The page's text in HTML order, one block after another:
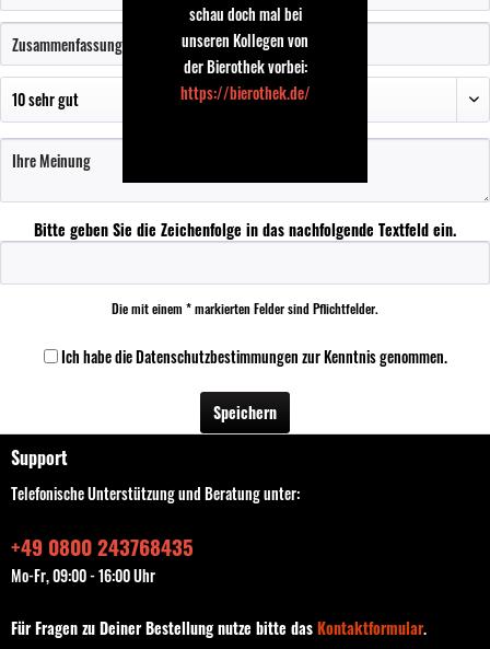
Bitte geben Sie die Zeichenfolge in das nachfolgende Textfeld ein.
Die mit einem * markierten Felder sind Pflichtfelder.
Ich habe dieDatenschutzbestimmungenzur Kenntnis genommen.
Speichern
Support
Telefonische Unterstützung und Beratung unter:
+49 0800 243768435
Mo-Fr, 09:00 - 16:00 Uhr
Für Fragen zu Deiner Bestellung nutze bitte dasKontaktformular.
schau doch mal bei
unseren Kollegen von
der Bierothek vorbei:
https://bierothek.de/